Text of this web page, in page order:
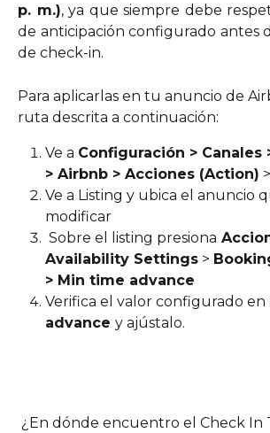
p. m.), ya que siempre debe
de anticipación configurado antes
de check-in.
Para aplicarlas en tu anuncio de
ruta descrita a continuación:
Ve a Configuración > Canales
> Airbnb > Acciones (Action) >
Ve a Listing y ubica el anuncio
modificar
Sobre el listing presiona
Availability Settings >
> Min time advance
Verifica el valor configurado en
advance y ajústalo.
¿En dónde encuentro el Check In